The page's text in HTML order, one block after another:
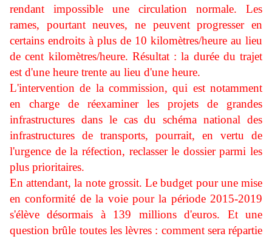
rendant impossible une circulation normale. Les
rames, pourtant neuves, ne peuvent progresser en
certains endroits à plus de 10 kilomètres/heure au lieu
de cent kilomètres/heure. Résultat : la durée du trajet
est d'une heure trente au lieu d'une heure.
L'intervention de la commission, qui est notamment
en charge de réexaminer les projets de grandes
infrastructures dans le cas du schéma national des
infrastructures de transports, pourrait, en vertu de
l'urgence de la réfection, reclasser le dossier parmi les
plus prioritaires.
En attendant, la note grossit. Le budget pour une mise
en conformité de la voie pour la période 2015-2019
s'élève désormais à 139 millions d'euros. Et une
question brûle toutes les lèvres : comment sera répartie